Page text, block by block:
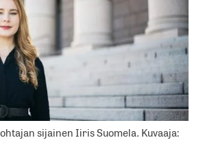
sijainen Iiris Suomela. Kuvaaja: